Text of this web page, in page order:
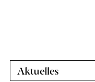
Aktuelles